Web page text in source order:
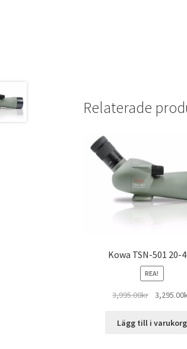
Relaterade
Kowa TSN-501 20-
REA!
3,995.00kr
Det
priset
3,295.00
Lägg till i varukorg